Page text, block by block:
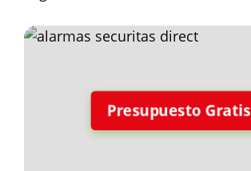
Presupuesto Gratis